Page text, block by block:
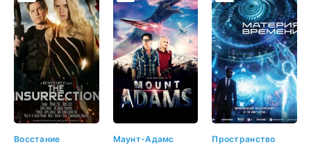
Восстание
Маунт-Адамс
Пространство